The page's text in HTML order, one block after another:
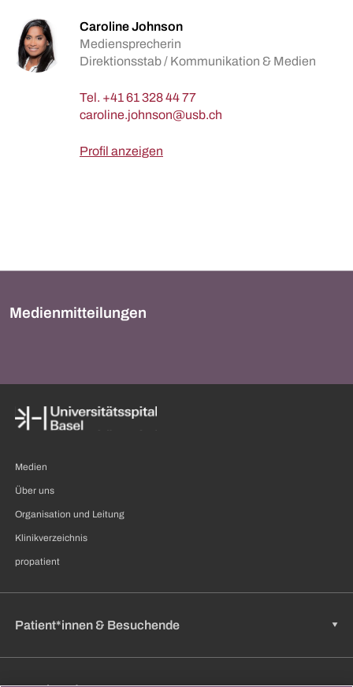
Caroline Johnson
Mediensprecherin
Direktionsstab / Kommunikation & Medien
Tel. +41 61 328 44 77
Profil anzeigen
Medienmitteilungen
Medien
Über uns
Organisation und Leitung
Klinikverzeichnis
propatient
Patient*innen & Besuchende